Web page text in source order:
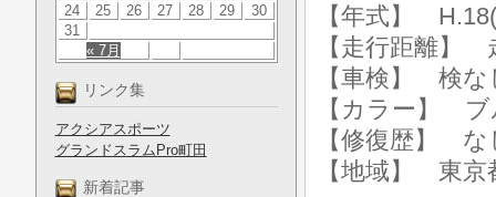
« 7月
24
25 26 27 28 29
30
31
リンク集
アクシアスポーツ
グランドスラムPro町田
新着記事
【年式】
【走行距離】
【車検】 検な
【カラー】 ブ
【修復歴】 な
【地域】 東京